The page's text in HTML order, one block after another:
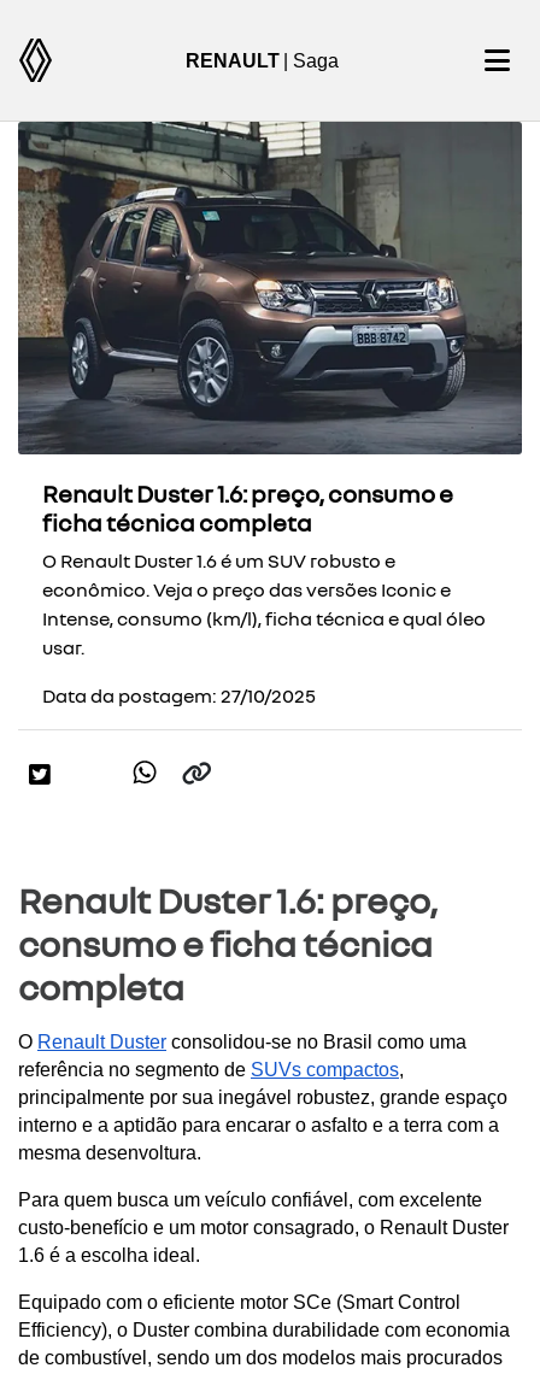
RENAULT | Saga
Renault Duster 1.6: preço, consumo e
ficha técnica completa
O Renault Duster 1.6 é um SUV robusto e
econômico. Veja o preço das versões Iconic e
Intense, consumo (km/l), ficha técnica e qual óleo
usar.
Data da postagem: 27/10/2025
Renault Duster 1.6: preço,
consumo e ficha técnica
completa
O Renault Duster consolidou-se no Brasil como uma
referência no segmento de SUVs compactos,
principalmente por sua inegável robustez, grande espaço
interno e a aptidão para encarar o asfalto e a terra com a
mesma desenvoltura.
Para quem busca um veículo confiável, com excelente
custo-benefício e um motor consagrado, o Renault Duster
1.6 é a escolha ideal.
Equipado com o eficiente motor SCe (Smart Control
Efficiency), o Duster combina durabilidade com economia
de combustível, sendo um dos modelos mais procurados